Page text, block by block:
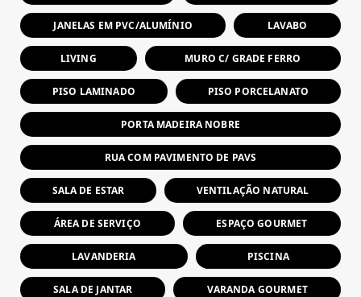
JANELAS EM PVC/ALUMÍNIO LAVABO
LIVING MURO C/ GRADE FERRO
PISO LAMINADO PISO PORCELANATO
PORTA MADEIRA NOBRE
RUA COM PAVIMENTO DE PAVS
SALA DE ESTAR VENTILAÇÃO NATURAL
ÁREA DE SERVIÇO ESPAÇO GOURMET
LAVANDERIA PISCINA
SALA DE JANTAR VARANDA GOURMET